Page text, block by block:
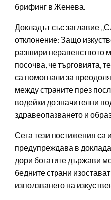
брифинг в Женева.
Докладът със заглавие
отклонение: Защо
разшири неравенството
посочва, че търговията,
са помогнали за
между страните през
водейки до значителни
здравеопазването и
Сега тези постижения са
предупреждава в
дори богатите държави
бедните страни
използването на